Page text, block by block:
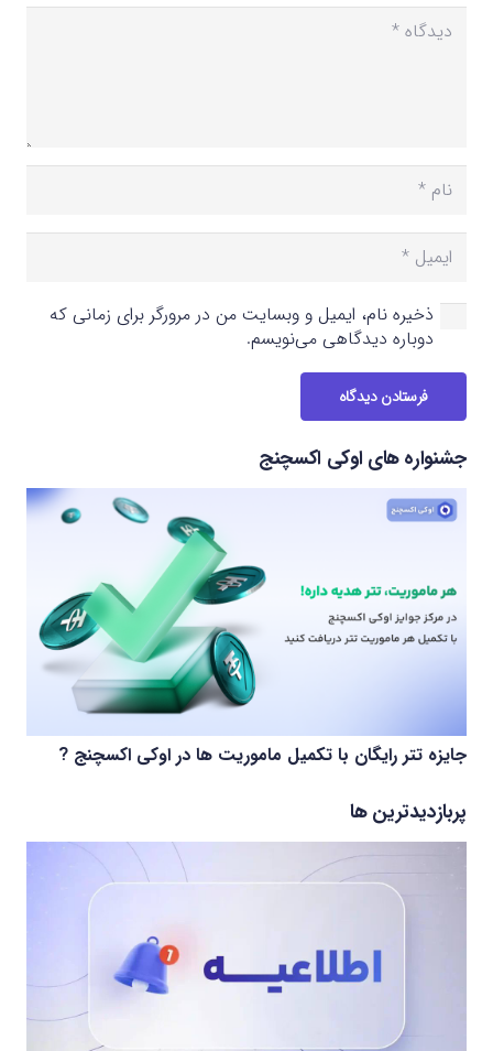
ذخیره نام، ایمیل و وبسایت من در مرورگر برای زمانی که
دوباره دیدگاهی می‌نویسم.
فرستادن دیدگاه
جشنواره های اوکی اکسچنج
جایزه تتر رایگان با تکمیل ماموریت ها در اوکی اکسچنج ?
پربازدیدترین ها